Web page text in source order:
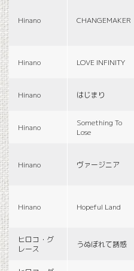
Hinano CHANGEMAKER
Hinano LOVE INFINITY
Hinano はじまり
Hinano
Something To
Lose
Hinano ヴァージニア
Hinano Hopeful Land
ヒロコ・グ
レース
うぬぼれて誘惑